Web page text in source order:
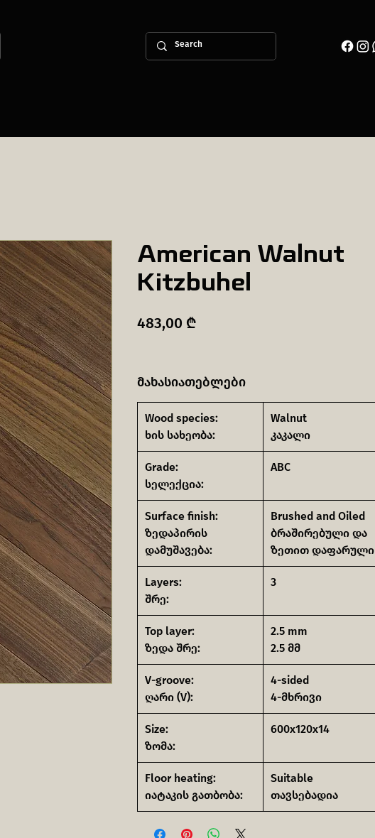
American Walnut
Kitzbuhel
483,00 ₾Price
მახასიათებლები
Wood species:
ხის სახეობა:
Walnut
კაკალი
Grade:
სელექცია:
ABC
Surface finish:
ზედაპირის
დამუშავება:
Brushed and Oiled
ბრაშირებული და
ზეთით დაფარული
Layers:
შრე:
3
Top layer:
ზედა შრე:
2.5 mm
2.5 მმ
V-groove:
ღარი (V):
4-sided
4-მხრივი
Size:
ზომა:
600x120x14
Floor heating:
იატაკის გათბობა:
Suitable
თავსებადია